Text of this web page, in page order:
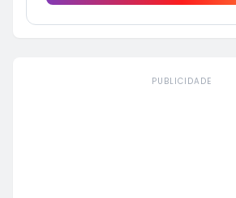
PUBLICIDADE